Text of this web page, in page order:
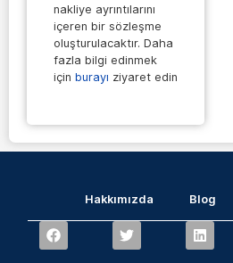
nakliye ayrıntılarını
içeren bir sözleşme
oluşturulacaktır. Daha
fazla bilgi edinmek
için burayı ziyaret edin
Hakkımızda Blog